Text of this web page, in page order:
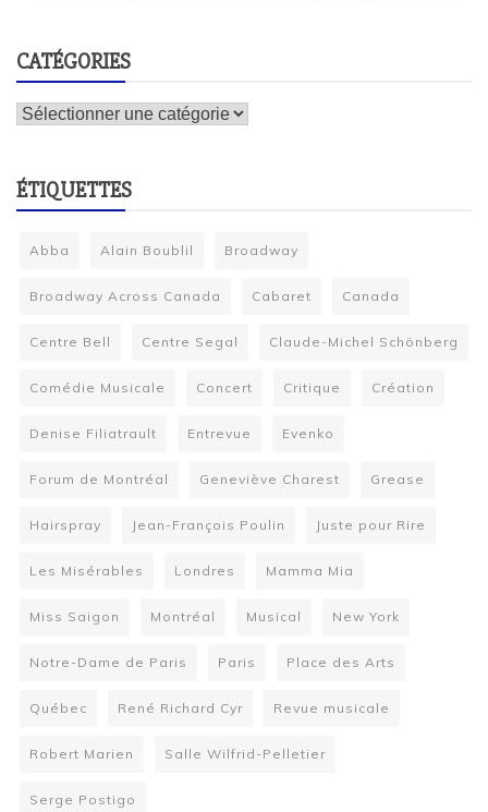
CATÉGORIES
Catégories
ÉTIQUETTES
Abba Alain Boublil Broadway
Broadway Across Canada Cabaret Canada
Centre Bell Centre Segal Claude-Michel Schönberg
Comédie Musicale Concert Critique Création
Denise Filiatrault Entrevue Evenko
Forum de Montréal Geneviève Charest Grease
Hairspray Jean-François Poulin Juste pour Rire
Les Misérables Londres Mamma Mia
Miss Saigon Montréal Musical New York
Notre-Dame de Paris Paris Place des Arts
Québec René Richard Cyr Revue musicale
Robert Marien Salle Wilfrid-Pelletier
Serge Postigo